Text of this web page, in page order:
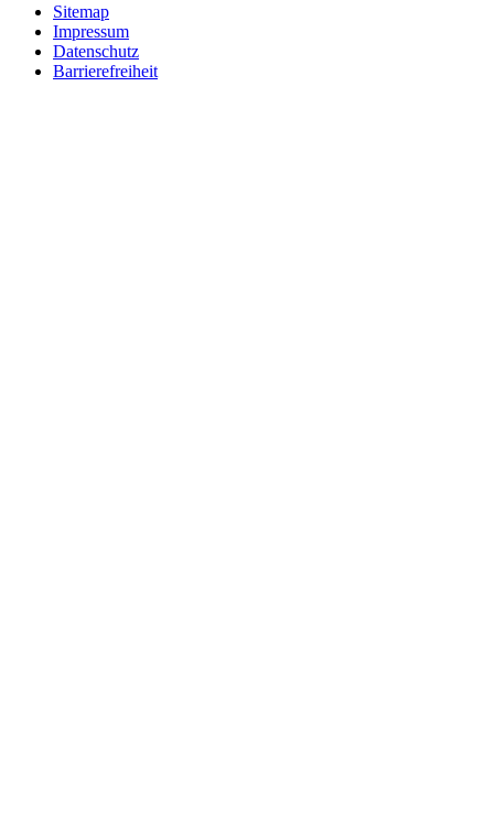
Sitemap
Impressum
Datenschutz
Barrierefreiheit